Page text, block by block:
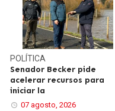
POLÍTICA
Senador Becker pide
acelerar recursos para
iniciar la
07 agosto, 2026